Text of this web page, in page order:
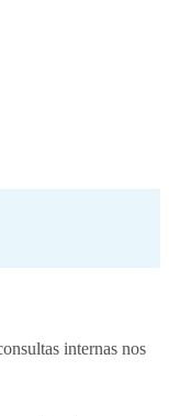
internas nos